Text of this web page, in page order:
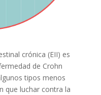
crónica (EII) es
de Crohn
tipos menos
que luchar contra la